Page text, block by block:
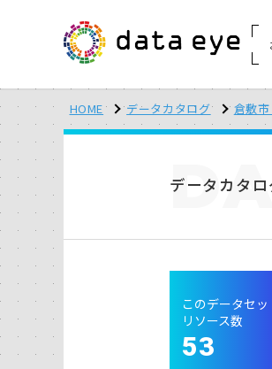
HOME データカタログ 倉敷
データカタロ
このデータセッ
リソース数
53